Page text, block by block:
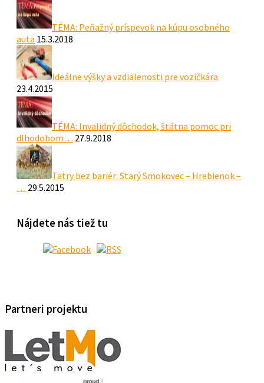
TÉMA: Peňažný príspevok na kúpu osobného
auta 15.3.2018
Ideálne výšky a vzdialenosti pre vozičkára
23.4.2015
TÉMA: Invalidný dôchodok, štátna pomoc pri
dlhodobom… 27.9.2018
Tatry bez bariér: Starý Smokovec – Hrebienok –
… 29.5.2015
Nájdete nás tiež tu
Partneri projektu